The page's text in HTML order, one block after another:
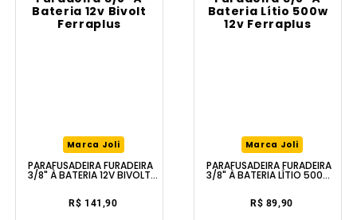
Marca Joli
PARAFUSADEIRA FURADEIRA
3/8" À BATERIA 12V BIVOLT
FERRAPLUS
R$ 141,90
Marca Joli
PARAFUSADEIRA FURADEIRA
3/8" À BATERIA LÍTIO 500W
12V FERRAPLUS
R$ 89,90